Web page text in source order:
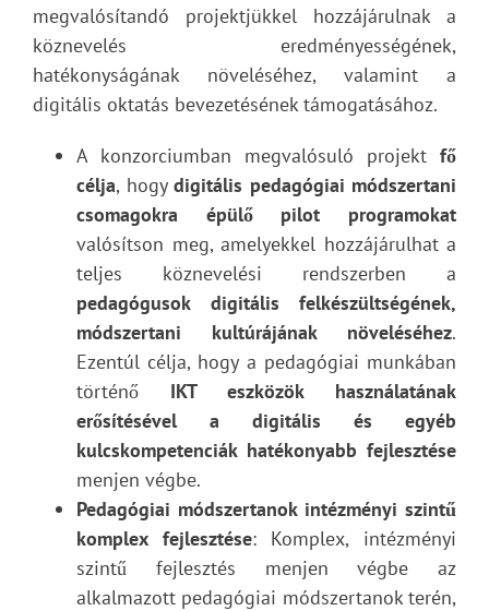
megvalósítandó projektjükkel hozzájárulnak a
köznevelés eredményességének,
hatékonyságának növeléséhez, valamint a
digitális oktatás bevezetésének támogatásához.
A konzorciumban megvalósuló projekt fő
célja, hogy digitális pedagógiai módszertani
csomagokra épülő pilot programokat
valósítson meg, amelyekkel hozzájárulhat a
teljes köznevelési rendszerben a
pedagógusok digitális felkészültségének,
módszertani kultúrájának növeléséhez.
Ezentúl célja, hogy a pedagógiai munkában
történő IKT eszközök használatának
erősítésével
a digitális és egyéb
kulcskompetenciák hatékonyabb fejlesztése
menjen végbe.
Pedagógiai módszertanok intézményi szintű
komplex fejlesztése: Komplex, intézményi
szintű fejlesztés menjen végbe az
alkalmazott pedagógiai módszertanok terén,